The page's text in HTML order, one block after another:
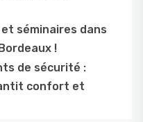
séminaires dans
!
de sécurité :
confort et